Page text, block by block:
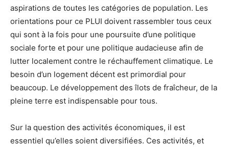
aspirations de toutes les catégories de population. Les
orientations pour ce PLUI doivent rassembler tous ceux
qui sont à la fois pour une poursuite d’une politique
sociale forte et pour une politique audacieuse afin de
lutter localement contre le réchauffement climatique. Le
besoin d’un logement décent est primordial pour
beaucoup. Le développement des îlots de fraîcheur, de la
pleine terre est indispensable pour tous.
Sur la question des activités économiques, il est
essentiel qu’elles soient diversifiées. Ces activités, et